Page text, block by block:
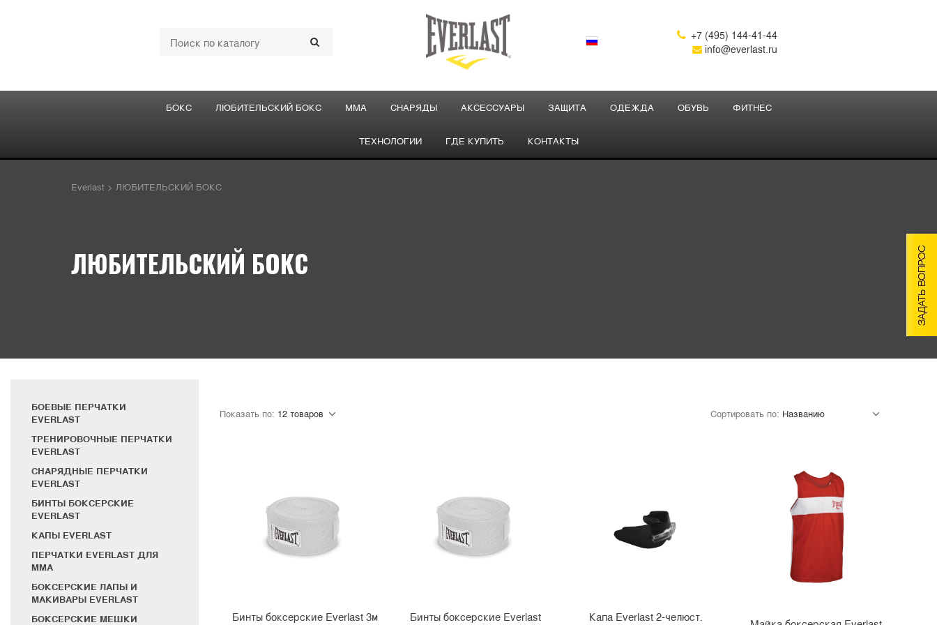
 +7 (495) 144-41-44
info@everlast.ru
БОКС ЛЮБИТЕЛЬСКИЙ БОКС ММА СНАРЯДЫ АКСЕССУАРЫ ЗАЩИТА ОДЕЖДА ОБУВЬ ФИТНЕС
ТЕХНОЛОГИИ ГДЕ КУПИТЬ КОНТАКТЫ
Everlast > ЛЮБИТЕЛЬСКИЙ БОКС
ЛЮБИТЕЛЬСКИЙ БОКС
БОЕВЫЕ ПЕРЧАТКИ
EVERLAST
ТРЕНИРОВОЧНЫЕ ПЕРЧАТКИ
EVERLAST
СНАРЯДНЫЕ ПЕРЧАТКИ
EVERLAST
БИНТЫ БОКСЕРСКИЕ
EVERLAST
КАПЫ EVERLAST
ПЕРЧАТКИ EVERLAST ДЛЯ
MMA
БОКСЕРСКИЕ ЛАПЫ И
МАКИВАРЫ EVERLAST
БОКСЕРСКИЕ МЕШКИ
Показать по: Сортировать по:
Бинты боксерские Everlast 3м
Бинты боксерские Everlast
Капа Everlast 2-челюст.